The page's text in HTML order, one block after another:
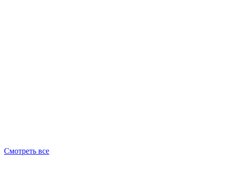
Смотреть все